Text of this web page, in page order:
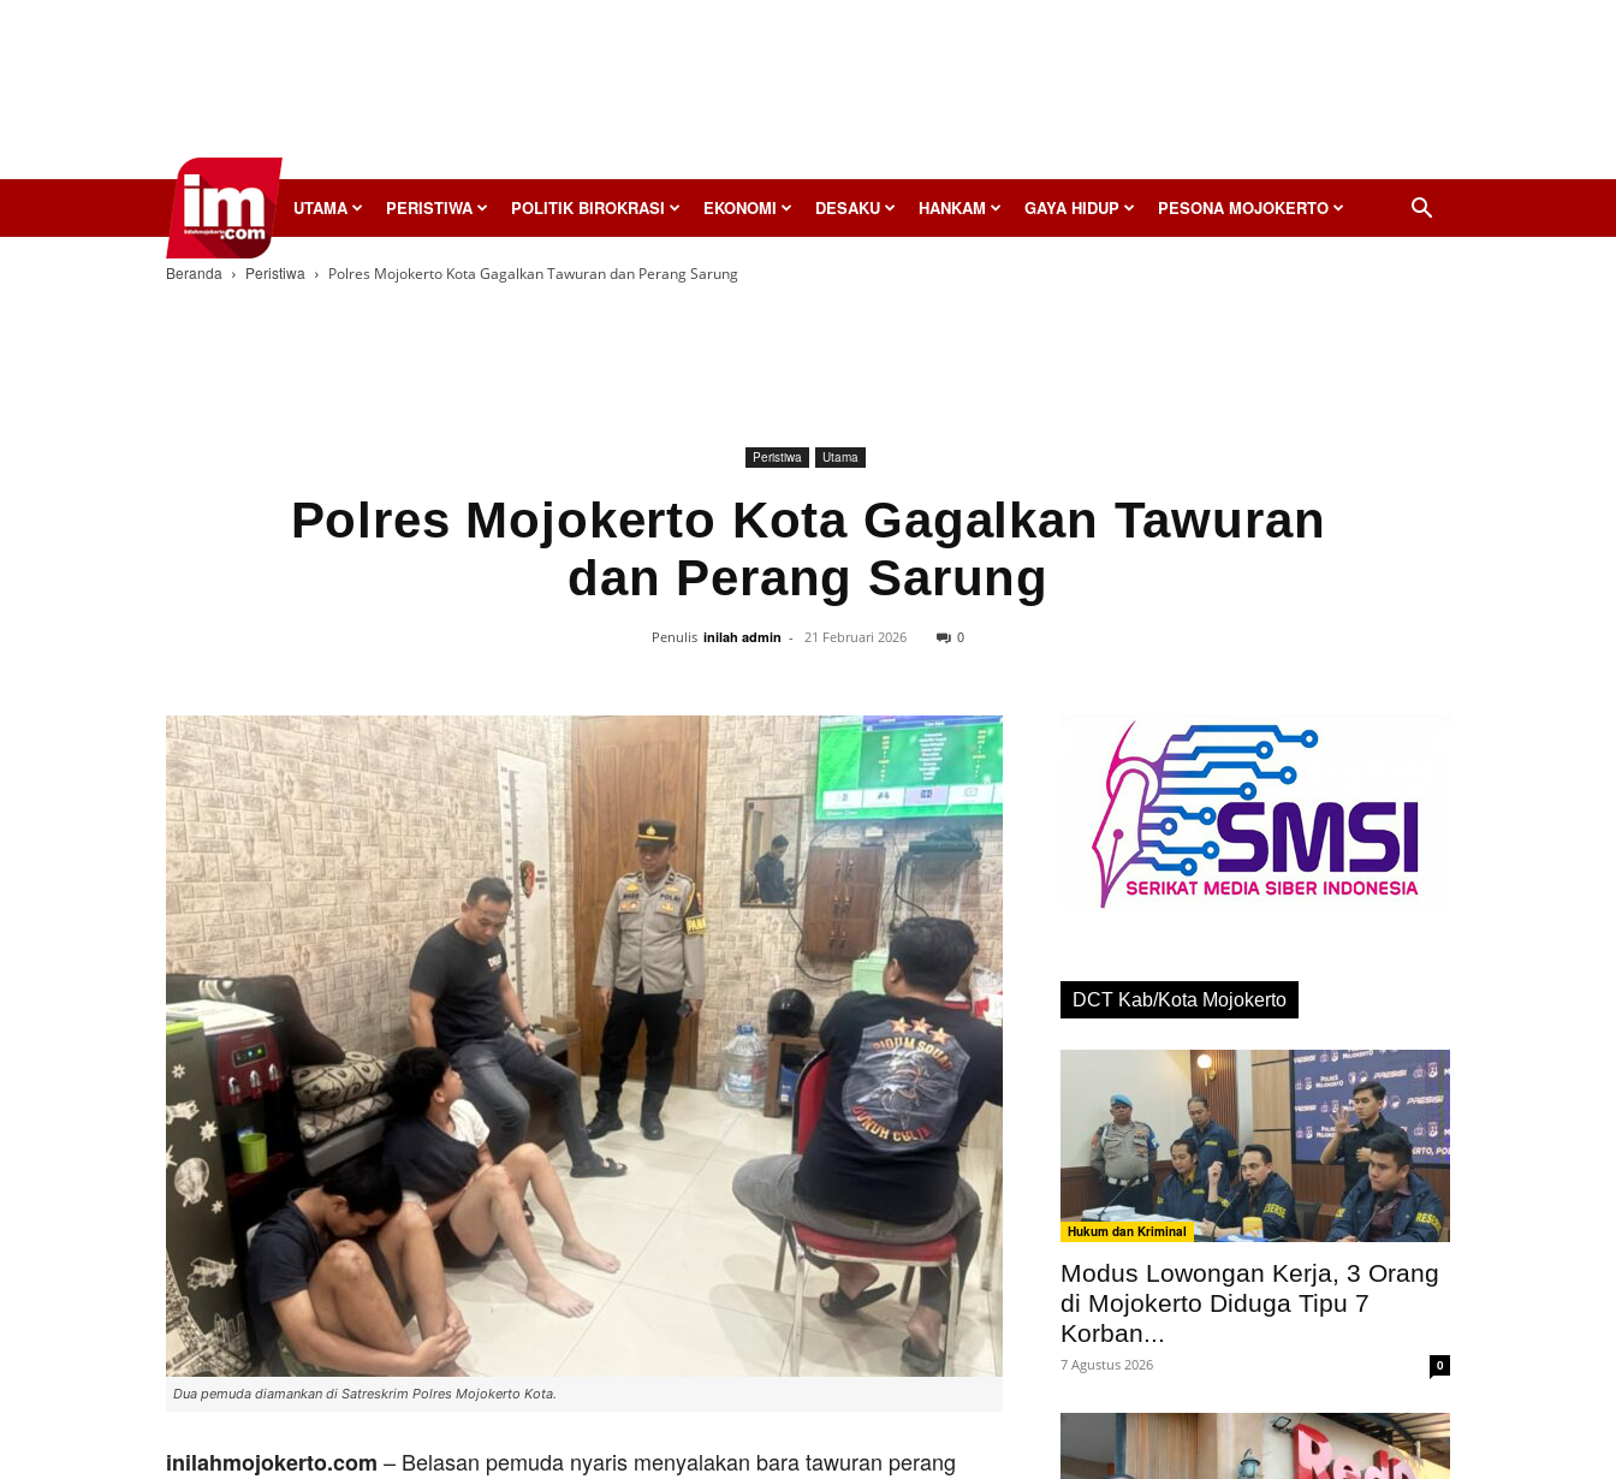
InilahMojokerto UTAMA PERISTIWA POLITIK BIROKRASI EKONOMI DESAKU HANKAM GAYA HIDUP PESONA MOJOKERTO
Beranda Peristiwa Polres Mojokerto Kota Gagalkan Tawuran dan Perang Sarung
Peristiwa Utama
Polres Mojokerto Kota Gagalkan Tawuran
dan Perang Sarung
Penulis inilah admin - 21 Februari 2026 0
Dua pemuda diamankan di Satreskrim Polres Mojokerto Kota.
inilahmojokerto.com – Belasan pemuda nyaris menyalakan bara tawuran perang
DCT Kab/Kota Mojokerto
Hukum dan Kriminal
Modus Lowongan Kerja, 3 Orang
di Mojokerto Diduga Tipu 7
Korban...
7 Agustus 2026 0